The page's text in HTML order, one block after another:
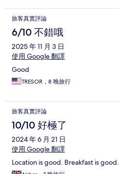
旅客真實評論
6/10 不錯哦
2025 年 11 月 3 日
使用 Google 翻譯
Good
TRESOR，8 晚旅行
旅客真實評論
10/10 好極了
2024 年 6 月 21 日
使用 Google 翻譯
Location is good. Breakfast is